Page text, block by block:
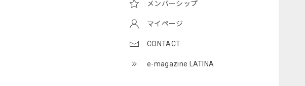
メンバーシップ
マイページ
CONTACT
e-magazine LATINA